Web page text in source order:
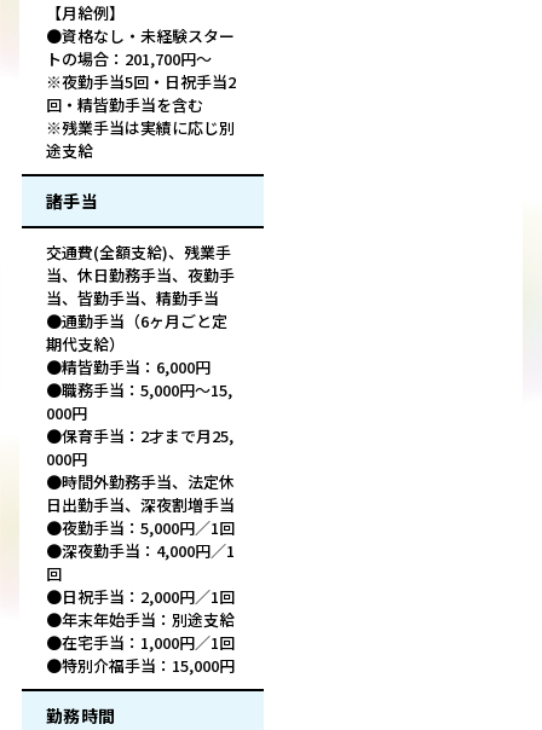
【月給例】
●資格なし・未経験スター
トの場合：201,700円～
※夜勤手当5回・日祝手当2
回・精皆勤手当を含む
※残業手当は実績に応じ別
途支給
諸手当
交通費(全額支給)、残業手
当、休日勤務手当、夜勤手
当、皆勤手当、精勤手当
●通勤手当（6ヶ月ごと定
期代支給）
●精皆勤手当：6,000円
●職務手当：5,000円～15,
000円
●保育手当：2才まで月25,
000円
●時間外勤務手当、法定休
日出勤手当、深夜割増手当
●夜勤手当：5,000円／1回
●深夜勤手当：4,000円／1
回
●日祝手当：2,000円／1回
●年末年始手当：別途支給
●在宅手当：1,000円／1回
●特別介福手当：15,000円
勤務時間